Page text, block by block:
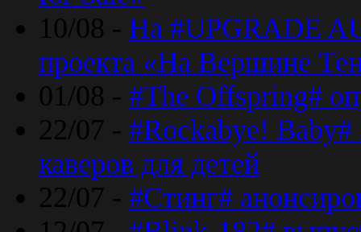
10/08 - На #UPGRADE
проекта «На Вершине
01/08 - #The Offspring#
22/07 - #Rockabye!
каверов для детей
22/07 - #Стинг#